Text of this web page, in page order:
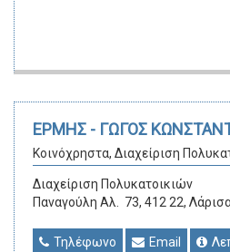
ΕΡΜΗΣ - ΓΩΓΟΣ
Κοινόχρηστα, Διαχείριση
Διαχείριση Πολυκατοικιών
Παναγούλη Αλ. 73, 412 22,
Τηλέφωνο Email